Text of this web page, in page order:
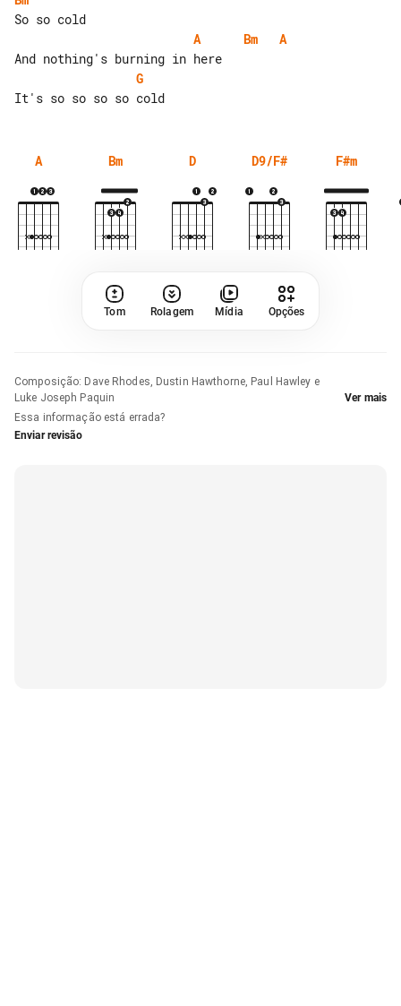
A
Bm
A
G
A Bm D D9/F# F#m
Tom Rolagem Mídia Opções
Composição: Dave Rhodes, Dustin Hawthorne, Paul Hawley e
Luke Joseph Paquin
Ver mais
Essa informação está errada?
Enviar revisão